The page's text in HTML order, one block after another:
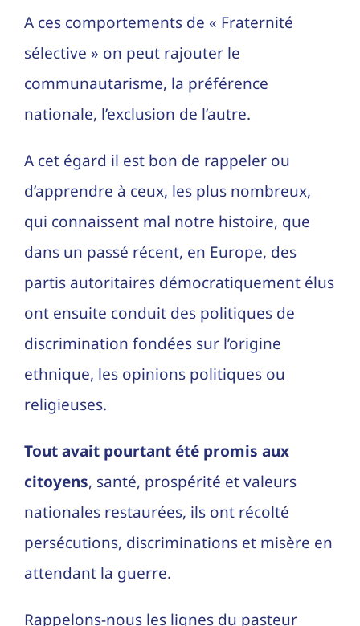
A ces comportements de « Fraternité
sélective » on peut rajouter le
communautarisme, la préférence
nationale, l’exclusion de l’autre.
A cet égard il est bon de rappeler ou
d’apprendre à ceux, les plus nombreux,
qui connaissent mal notre histoire, que
dans un passé récent, en Europe, des
partis autoritaires démocratiquement élus
ont ensuite conduit des politiques de
discrimination fondées sur l’origine
ethnique, les opinions politiques ou
religieuses.
Tout avait pourtant été promis aux
citoyens, santé, prospérité et valeurs
nationales restaurées, ils ont récolté
persécutions, discriminations et misère en
attendant la guerre.
Rappelons-nous les lignes du pasteur